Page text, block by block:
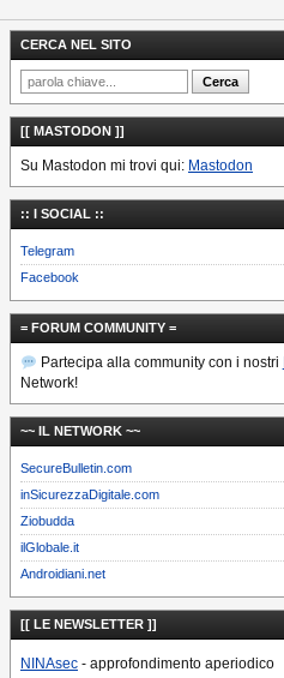
CERCA NEL SITO
[[ MASTODON ]]
Su Mastodon mi trovi qui: Mastodon
:: I SOCIAL ::
Telegram
Facebook
= FORUM COMMUNITY =
Partecipa alla community con i nostri
Network!
~~ IL NETWORK ~~
SecureBulletin.com
inSicurezzaDigitale.com
Ziobudda
ilGlobale.it
Androidiani.net
[[ LE NEWSLETTER ]]
NINAsec - approfondimento aperiodico